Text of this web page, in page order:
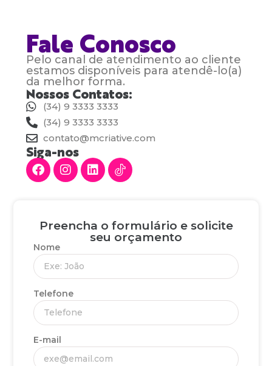
Fale Conosco
Pelo canal de atendimento ao cliente
estamos disponíveis para atendê-lo(a)
da melhor forma.
Nossos Contatos:
(34) 9 3333 3333
(34) 9 3333 3333
contato@mcriative.com
Siga-nos
Preencha o formulário e solicite
seu orçamento
Nome
Telefone
E-mail